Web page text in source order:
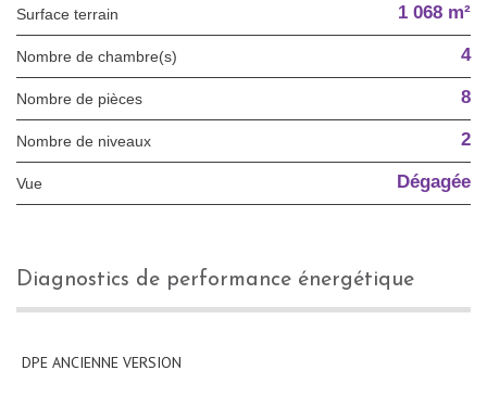
surface terrain 1 068 m²
Nombre de chambre(s) 4
Nombre de pièces 8
Nombre de niveaux 2
Vue Dégagée
diagnostics de performance énergétique
DPE ANCIENNE VERSION